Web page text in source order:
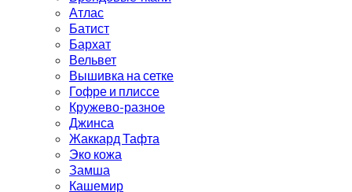
Атлас
Батист
Бархат
Вельвет
Вышивка на сетке
Гофре и плиссе
Кружево-разное
Джинса
Жаккард Тафта
Эко кожа
Замша
Кашемир